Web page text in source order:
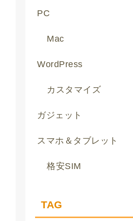
PC
Mac
WordPress
カスタマイズ
ガジェット
スマホ＆タブレット
格安SIM
TAG